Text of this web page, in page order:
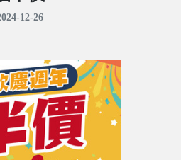
12-26